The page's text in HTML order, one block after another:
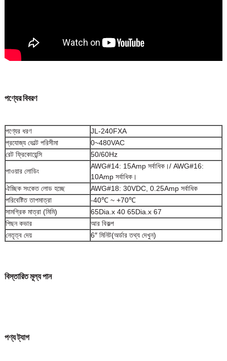
পণ্যের বিবরণ
পণ্যের ধরণ
JL-240FXA
প্রযোজ্য ভোল্ট পরিসীমা
0~480VAC
রেট ফ্রিকোয়েন্সি
50/60Hz
পাওয়ার লোডিং
AWG#14: 15Amp সর্বাধিক।/ AWG#16:
10Amp সর্বাধিক।
ঐচ্ছিক সংকেত লোড হচ্ছে
AWG#18: 30VDC, 0.25Amp সর্বাধিক
পরিবেষ্টিত তাপমাত্রা
-40℃ ~ +70℃
সামগ্রিক মাত্রা (মিমি)
65Dia.x 40 65Dia.x 67
পিছন কভার
আর বিকল্প
নেতৃত্ব দেয়
6″ মিনিট(অর্ডার তথ্য দেখুন)
বিস্তারিত মূল্য পান
পণ্য ট্যাগ